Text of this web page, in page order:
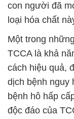
con người đã
loại hóa chất
Một trong
TCCA là khả
cách hiệu quả,
dịch bệnh nguy
bệnh hô hấp
độc đáo của